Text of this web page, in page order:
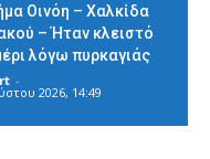
Οινόη – Χαλκίδα
– Ήταν κλειστό
λόγω πυρκαγιάς
-
2026, 14:49